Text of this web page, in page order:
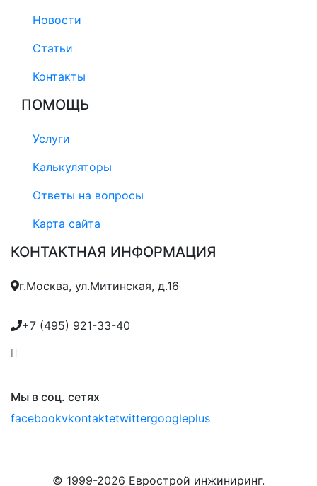
Новости
Статьи
Контакты
ПОМОЩЬ
Услуги
Калькуляторы
Ответы на вопросы
Карта сайта
КОНТАКТНАЯ ИНФОРМАЦИЯ
г.Москва, ул.Митинская, д.16
+7 (495) 921-33-40
Мы в соц. сетях
facebookvkontaktetwittergoogleplus
© 1999-2026 Еврострой инжиниринг.